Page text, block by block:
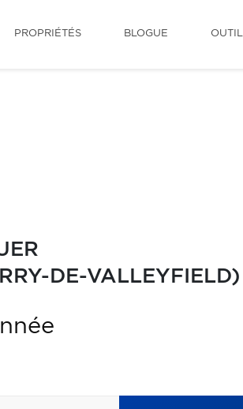
PROPRIÉTÉS BLOGUE
DE-VALLEYFIELD)